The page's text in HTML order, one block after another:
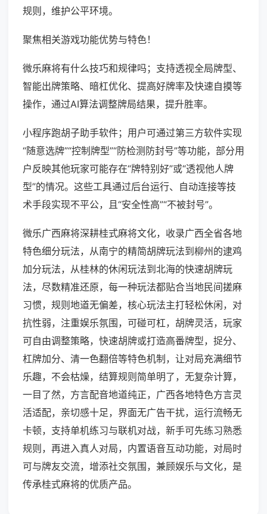
规则，维护公平环境。
聚焦相关游戏功能优势与特色！
微乐麻将有什么技巧和规律吗；支持透视全局牌型、
智能出牌策略、暗杠优化、提高好牌率及快速自摸等
操作，通过AI算法调整牌局结果，提升胜率。
小程序跑胡子助手软件；用户可通过第三方软件实现
“随意选牌”“控制牌型”“防检测防封号”等功能，部分用
户反映其他玩家可能存在“牌特别好”或“透视他人牌
型”的情况。这些工具通过后台运行、自动连接等技
术手段实现不平公，且“安全性高”“不被封号”。
微乐广西麻将深耕桂式麻将文化，收录广西全省各地
特色细分玩法，从南宁的精简胡牌玩法到柳州的逮鸡
加分玩法，从桂林的休闲玩法到北海的快速胡牌玩
法，尽数精准还原，每一种玩法都贴合当地民间搓麻
习惯，规则地道无偏差，核心玩法主打轻松休闲，对
抗性弱，注重娱乐氛围，可碰可杠，胡牌灵活，玩家
可自由调整策略，快速胡牌或打造高番牌型，捉分、
杠牌加分、清一色翻倍等特色机制，让对局充满细节
乐趣，不会枯燥，结算规则简单明了，无复杂计算，
一目了然，方言配音地道纯正，广西各地特色方言灵
活适配，亲切感十足，界面无广告干扰，运行流畅无
卡顿，支持单机练习与联机对战，新手可先练习熟悉
规则，再进入真人对局，内置语音互动功能，对局时
可与牌友交流，增添社交氛围，兼顾娱乐与文化，是
传承桂式麻将的优质产品。